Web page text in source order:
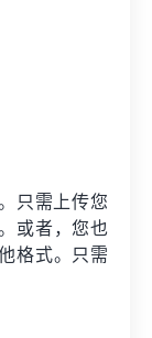
只需上传您
或者，您也
格式。只需